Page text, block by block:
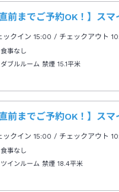
直前までご予約OK！】ス
ックイン15:00 / チェックアウト
食事なし
ダブルルーム 禁煙 15.1平米
直前までご予約OK！】ス
ックイン15:00 / チェックアウト
食事なし
ツインルーム 禁煙 18.4平米